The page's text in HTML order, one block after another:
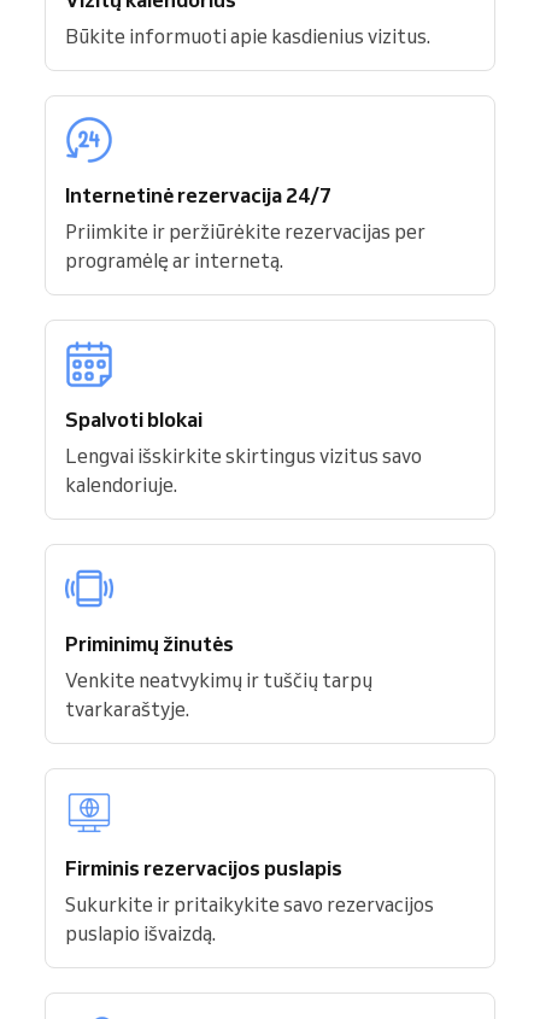
Būkite informuoti apie kasdienius vizitus.
Internetinė rezervacija 24/7
Priimkite ir peržiūrėkite rezervacijas per
programėlę ar internetą.
Spalvoti blokai
Lengvai išskirkite skirtingus vizitus savo
kalendoriuje.
Priminimų žinutės
Venkite neatvykimų ir tuščių tarpų
tvarkaraštyje.
Firminis rezervacijos puslapis
Sukurkite ir pritaikykite savo rezervacijos
puslapio išvaizdą.